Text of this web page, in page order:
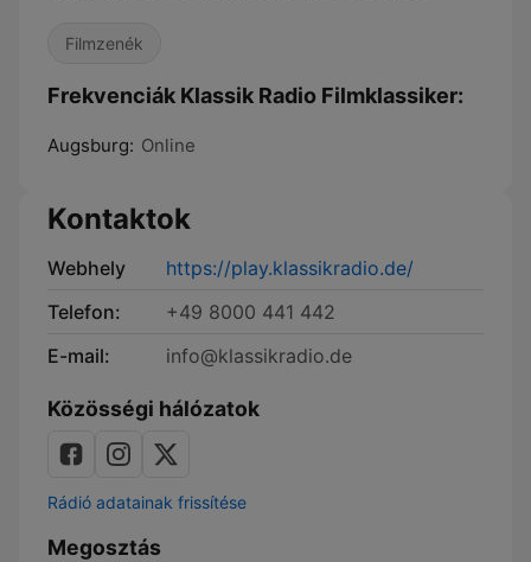
Filmzenék
Frekvenciák Klassik Radio Filmklassiker:
Augsburg: Online
Kontaktok
Webhely
https://play.klassikradio.de/
Telefon:
+49 8000 441 442
E-mail:
info@klassikradio.de
Közösségi hálózatok
Rádió adatainak frissítése
Megosztás